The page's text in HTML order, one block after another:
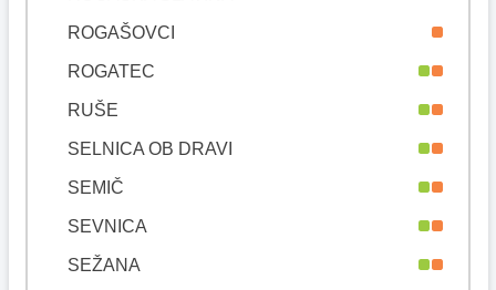
ROGAŠOVCI
ROGATEC
RUŠE
SELNICA OB DRAVI
SEMIČ
SEVNICA
SEŽANA